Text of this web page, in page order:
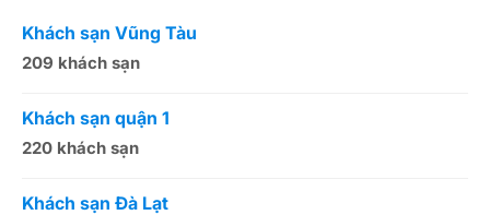
Khách sạn Vũng Tàu
209 khách sạn
Khách sạn quận 1
220 khách sạn
Khách sạn Đà Lạt